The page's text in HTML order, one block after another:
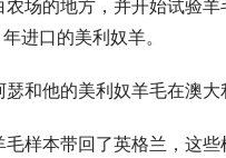
场的地方，并开始试验
进口的美利奴羊。
和他的美利奴羊毛在澳
样本带回了英格兰，这